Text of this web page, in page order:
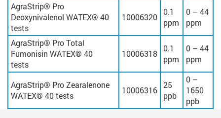
AgraStrip® Pro
Deoxynivalenol WATEX® 40
tests
10006320
0.1
ppm
0 – 44
ppm
AgraStrip® Pro Total
Fumonisin WATEX® 40
tests
10006318
0.1
ppm
0 – 44
ppm
AgraStrip® Pro Zearalenone
WATEX® 40 tests
10006316
25
ppb
0 –
1650
ppb